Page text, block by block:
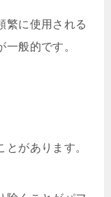
繁に使用される
般的です。
があります。